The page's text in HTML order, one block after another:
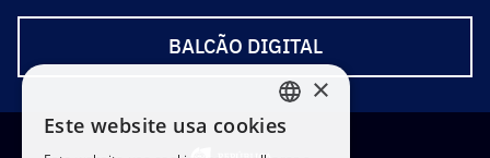
BALCÃO DIGITAL
PORTUGUESE
×
Este website usa cookies